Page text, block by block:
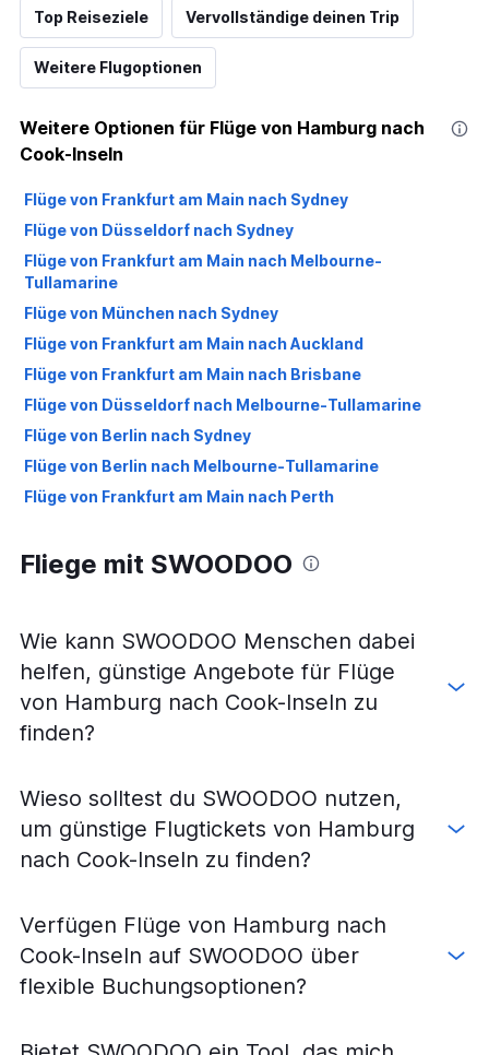
Top Reiseziele Vervollständige deinen Trip
Weitere Flugoptionen
Weitere Optionen für Flüge von Hamburg nach
Cook-Inseln
Flüge von Frankfurt am Main nach Sydney
Flüge von Düsseldorf nach Sydney
Flüge von Frankfurt am Main nach Melbourne-
Tullamarine
Flüge von München nach Sydney
Flüge von Frankfurt am Main nach Auckland
Flüge von Frankfurt am Main nach Brisbane
Flüge von Düsseldorf nach Melbourne-Tullamarine
Flüge von Berlin nach Sydney
Flüge von Berlin nach Melbourne-Tullamarine
Flüge von Frankfurt am Main nach Perth
Flüge von Frankfurt am Main nach Papeete
Flüge von Hamburg nach Sydney
Flüge von Köln nach Melbourne-Tullamarine
Flüge von Düsseldorf nach Auckland
Flüge von Düsseldorf nach Perth
Flüge von Dresden nach Melbourne-Tullamarine
Flüge von Hamburg nach Melbourne-Tullamarine
Flüge von München nach Perth
Flüge von Hamburg nach Auckland
Flüge von Frankfurt am Main nach Nadi
Flüge von Weeze, Niederrhein nach Melbourne-
Fliege mit SWOODOO
Wie kann SWOODOO Menschen dabei
helfen, günstige Angebote für Flüge
von Hamburg nach Cook-Inseln zu
finden?
Wieso solltest du SWOODOO nutzen,
um günstige Flugtickets von Hamburg
nach Cook-Inseln zu finden?
Verfügen Flüge von Hamburg nach
Cook-Inseln auf SWOODOO über
flexible Buchungsoptionen?